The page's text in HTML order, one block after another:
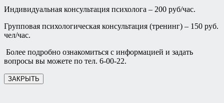
Индивидуальная консультация психолога – 200 руб/час.
Групповая психологическая консультация (тренинг) – 150 руб.
чел/час.
Более подробно ознакомиться с информацией и задать
вопросы вы можете по тел. 6-00-22.
ЗАКРЫТЬ